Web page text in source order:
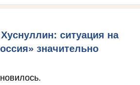
ситуация на
значительно